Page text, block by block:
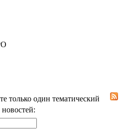
только один тематический
новостей: